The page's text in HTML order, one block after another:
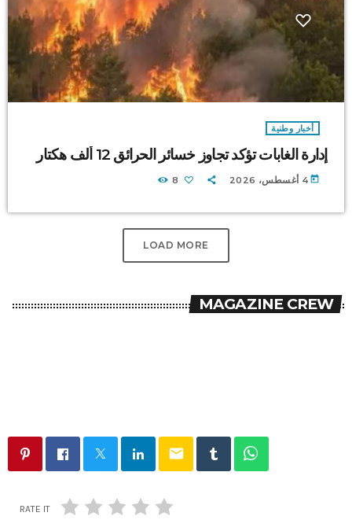
أخبار وطنية
إدارة الغابات تؤكد تجاوز خسائر الحرائق 12 ألف هكتار
today 4 أغسطس، 2026 8
LOAD MORE
MAGAZINE CREW
email
RATE IT